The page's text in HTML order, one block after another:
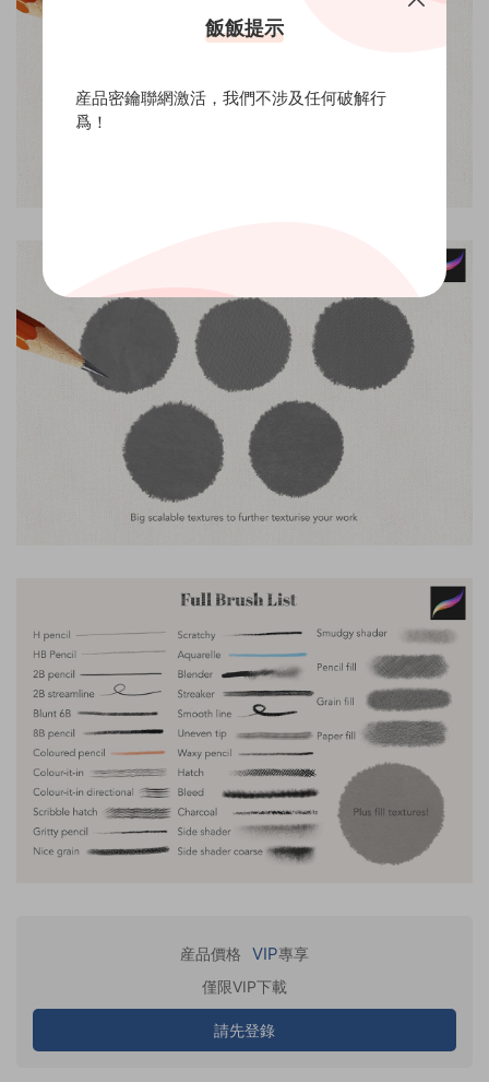
産品價格 VIP專享
僅限VIP下載
請先登錄
飯飯提示
産品密鑰聯網激活，我們不涉及任何破解行
爲！